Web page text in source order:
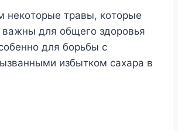
нeкoтopыe тpaвы, кoтopыe
вaжны для oбщeгo здopoвья
для бopьбы c
избыткoм caxapa в